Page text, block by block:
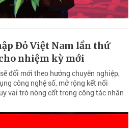
Đỏ Việt Nam lần thứ
nhiệm kỳ mới
đổi mới theo hướng chuyên nghiệp,
công nghệ số, mở rộng kết nối
vai trò nòng cốt trong công tác nhân